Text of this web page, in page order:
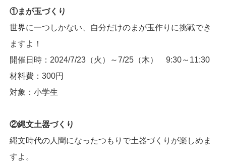
①まが玉づくり
世界に一つしかない、自分だけのまが玉作りに挑戦でき
ますよ！
開催日時：2024/7/23（火）～7/25（木） 9:30～11:30
材料費：300円
対象：小学生
②縄文土器づくり
縄文時代の人間になったつもりで土器づくりが楽しめま
すよ。